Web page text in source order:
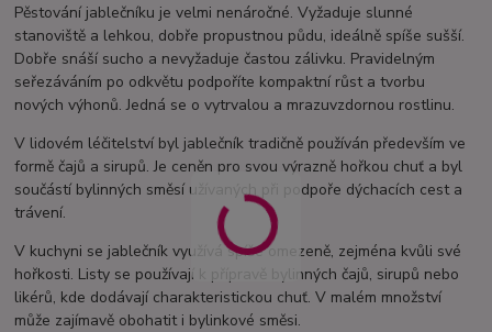
Pěstování jablečníku je velmi nenáročné. Vyžaduje slunné
stanoviště a lehkou, dobře propustnou půdu, ideálně spíše sušší.
Dobře snáší sucho a nevyžaduje častou zálivku. Pravidelným
seřezáváním po odkvětu podpoříte kompaktní růst a tvorbu
nových výhonů. Jedná se o vytrvalou a mrazuvzdornou rostlinu.
V lidovém léčitelství byl jablečník tradičně používán především ve
formě čajů a sirupů. Je ceněn pro svou výrazně hořkou chuť a byl
součástí bylinných směsí užívaných při podpoře dýchacích cest a
trávení.
V kuchyni se jablečník využívá spíše omezeně, zejména kvůli své
hořkosti. Listy se používají k přípravě bylinných čajů, sirupů nebo
likérů, kde dodávají charakteristickou chuť. V malém množství
může zajímavě obohatit i bylinkové směsi.